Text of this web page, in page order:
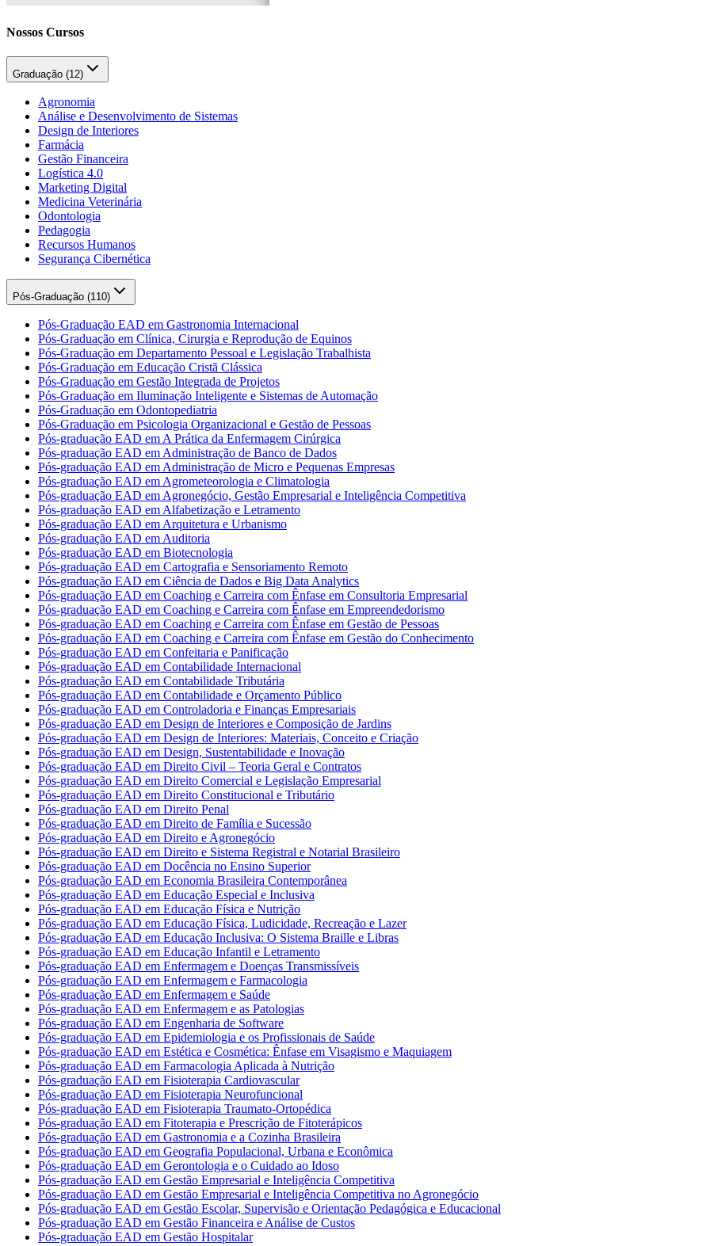
Nossos Cursos
Graduação (12)
Agronomia
Análise e Desenvolvimento de Sistemas
Design de Interiores
Farmácia
Gestão Financeira
Logística 4.0
Marketing Digital
Medicina Veterinária
Odontologia
Pedagogia
Recursos Humanos
Segurança Cibernética
Pós-Graduação (110)
Pós-Graduação EAD em Gastronomia Internacional
Pós-Graduação em Clínica, Cirurgia e Reprodução de Equinos
Pós-Graduação em Departamento Pessoal e Legislação Trabalhista
Pós-Graduação em Educação Cristã Clássica
Pós-Graduação em Gestão Integrada de Projetos
Pós-Graduação em Iluminação Inteligente e Sistemas de Automação
Pós-Graduação em Odontopediatria
Pós-Graduação em Psicologia Organizacional e Gestão de Pessoas
Pós-graduação EAD em A Prática da Enfermagem Cirúrgica
Pós-graduação EAD em Administração de Banco de Dados
Pós-graduação EAD em Administração de Micro e Pequenas Empresas
Pós-graduação EAD em Agrometeorologia e Climatologia
Pós-graduação EAD em Agronegócio, Gestão Empresarial e Inteligência Competitiva
Pós-graduação EAD em Alfabetização e Letramento
Pós-graduação EAD em Arquitetura e Urbanismo
Pós-graduação EAD em Auditoria
Pós-graduação EAD em Biotecnologia
Pós-graduação EAD em Cartografia e Sensoriamento Remoto
Pós-graduação EAD em Ciência de Dados e Big Data Analytics
Pós-graduação EAD em Coaching e Carreira com Ênfase em Consultoria Empresarial
Pós-graduação EAD em Coaching e Carreira com Ênfase em Empreendedorismo
Pós-graduação EAD em Coaching e Carreira com Ênfase em Gestão de Pessoas
Pós-graduação EAD em Coaching e Carreira com Ênfase em Gestão do Conhecimento
Pós-graduação EAD em Confeitaria e Panificação
Pós-graduação EAD em Contabilidade Internacional
Pós-graduação EAD em Contabilidade Tributária
Pós-graduação EAD em Contabilidade e Orçamento Público
Pós-graduação EAD em Controladoria e Finanças Empresariais
Pós-graduação EAD em Design de Interiores e Composição de Jardins
Pós-graduação EAD em Design de Interiores: Materiais, Conceito e Criação
Pós-graduação EAD em Design, Sustentabilidade e Inovação
Pós-graduação EAD em Direito Civil – Teoria Geral e Contratos
Pós-graduação EAD em Direito Comercial e Legislação Empresarial
Pós-graduação EAD em Direito Constitucional e Tributário
Pós-graduação EAD em Direito Penal
Pós-graduação EAD em Direito de Família e Sucessão
Pós-graduação EAD em Direito e Agronegócio
Pós-graduação EAD em Direito e Sistema Registral e Notarial Brasileiro
Pós-graduação EAD em Docência no Ensino Superior
Pós-graduação EAD em Economia Brasileira Contemporânea
Pós-graduação EAD em Educação Especial e Inclusiva
Pós-graduação EAD em Educação Física e Nutrição
Pós-graduação EAD em Educação Física, Ludicidade, Recreação e Lazer
Pós-graduação EAD em Educação Inclusiva: O Sistema Braille e Libras
Pós-graduação EAD em Educação Infantil e Letramento
Pós-graduação EAD em Enfermagem e Doenças Transmissíveis
Pós-graduação EAD em Enfermagem e Farmacologia
Pós-graduação EAD em Enfermagem e Saúde
Pós-graduação EAD em Enfermagem e as Patologias
Pós-graduação EAD em Engenharia de Software
Pós-graduação EAD em Epidemiologia e os Profissionais de Saúde
Pós-graduação EAD em Estética e Cosmética: Ênfase em Visagismo e Maquiagem
Pós-graduação EAD em Farmacologia Aplicada à Nutrição
Pós-graduação EAD em Fisioterapia Cardiovascular
Pós-graduação EAD em Fisioterapia Neurofuncional
Pós-graduação EAD em Fisioterapia Traumato-Ortopédica
Pós-graduação EAD em Fitoterapia e Prescrição de Fitoterápicos
Pós-graduação EAD em Gastronomia e a Cozinha Brasileira
Pós-graduação EAD em Geografia Populacional, Urbana e Econômica
Pós-graduação EAD em Gerontologia e o Cuidado ao Idoso
Pós-graduação EAD em Gestão Empresarial e Inteligência Competitiva
Pós-graduação EAD em Gestão Empresarial e Inteligência Competitiva no Agronegócio
Pós-graduação EAD em Gestão Escolar, Supervisão e Orientação Pedagógica e Educacional
Pós-graduação EAD em Gestão Financeira e Análise de Custos
Pós-graduação EAD em Gestão Hospitalar